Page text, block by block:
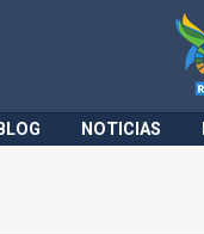
BLOG NOTICIAS